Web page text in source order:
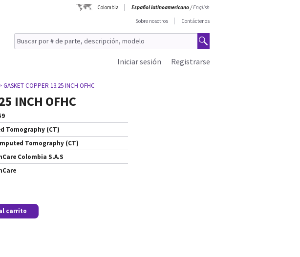
Colombia Español latinoamericano/English
Sobre nosotros
Contáctenos
Registrarse
Iniciar sesión
GASKET COPPER 13.25 INCH OFHC
INCH OFHC
Tomography (CT)
Tomography (CT)
Colombia S.A.S
carrito